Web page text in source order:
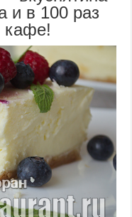
и в 100 раз
кафе!